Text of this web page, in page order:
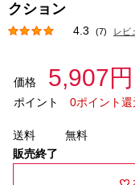
クション
4.3 (7) レビ
価格 5,907円
ポイント 0ポイント還
送料
無料
販売終了